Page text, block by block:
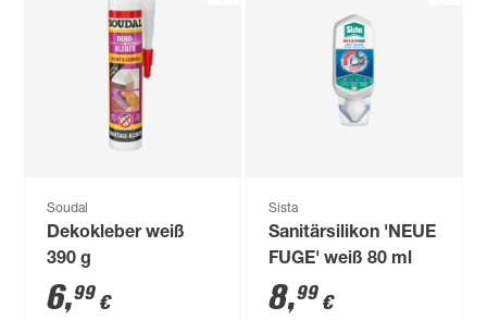
Soudal
Dekokleber weiß
390 g
6,99 €
Sista
Sanitärsilikon 'NEUE
FUGE' weiß 80 ml
8,99 €